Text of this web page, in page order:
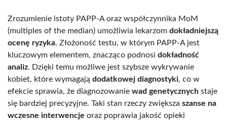
Zrozumienie istoty PAPP-A oraz współczynnika MoM
(multiples of the median) umożliwia lekarzom dokładniejszą
ocenę ryzyka. Złożoność testu, w którym PAPP-A jest
kluczowym elementem, znacząco podnosi dokładność
analiz. Dzięki temu możliwe jest szybsze wykrywanie
kobiet, które wymagają dodatkowej diagnostyki, co w
efekcie sprawia, że diagnozowanie wad genetycznych staje
się bardziej precyzyjne. Taki stan rzeczy zwiększa szanse na
wczesne interwencje oraz poprawia jakość opieki